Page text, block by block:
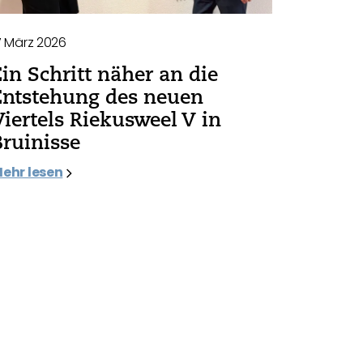
März 2026
Schritt näher an die
des neuen
Riekusweel V in
lesen